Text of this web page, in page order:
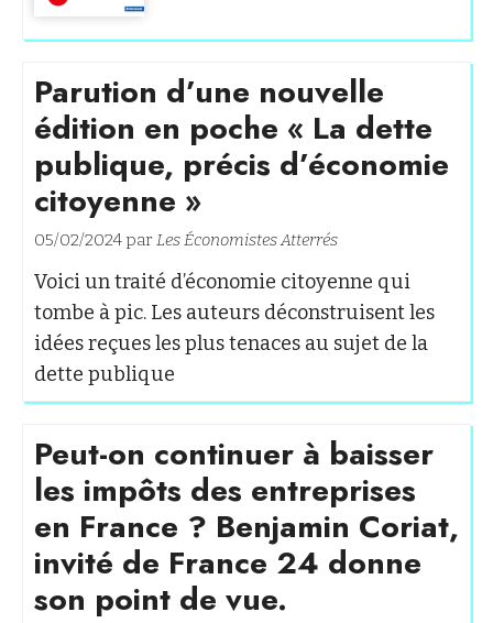
Parution d’une nouvelle
édition en poche « La dette
publique, précis d’économie
citoyenne »
05/02/2024 parLes Économistes Atterrés
Voici un traité d’économie citoyenne qui
tombe à pic. Les auteurs déconstruisent les
idées reçues les plus tenaces au sujet de la
dette publique
Peut-on continuer à baisser
les impôts des entreprises
en France ? Benjamin Coriat,
invité de France 24 donne
son point de vue.